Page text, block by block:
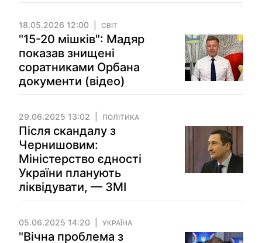
18.05.2026 12:00 СВІТ
"15-20 мішків": Мадяр
показав знищені
соратниками Орбана
документи (відео)
29.06.2025 13:02 ПОЛІТИКА
Після скандалу з
Чернишовим:
Міністерство єдності
України планують
ліквідувати, — ЗМІ
05.06.2025 14:20 УКРАЇНА
"Вічна проблема з